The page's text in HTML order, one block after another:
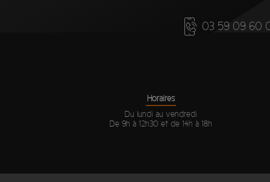
03 59 09 60
Horaires
Du lundi au vendredi
De 9h à 12h30 et de 14h à 18h